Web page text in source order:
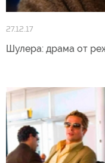
27.12.17
Шулера: драма от